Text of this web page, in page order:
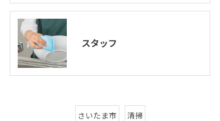
スタッフ
さいたま市 清掃